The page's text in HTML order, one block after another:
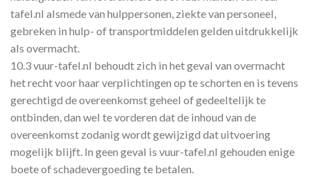
tafel.nl alsmede van hulppersonen, ziekte van personeel,
gebreken in hulp- of transportmiddelen gelden uitdrukkelijk
als overmacht.
10.3 vuur-tafel.nl behoudt zich in het geval van overmacht
het recht voor haar verplichtingen op te schorten en is tevens
gerechtigd de overeenkomst geheel of gedeeltelijk te
ontbinden, dan wel te vorderen dat de inhoud van de
overeenkomst zodanig wordt gewijzigd dat uitvoering
mogelijk blijft. In geen geval is vuur-tafel.nl gehouden enige
boete of schadevergoeding te betalen.